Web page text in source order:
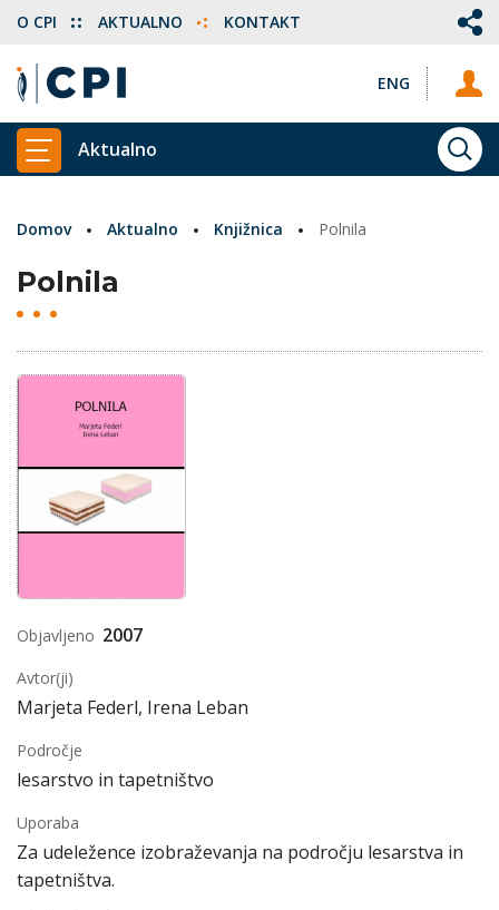
ENG
O CPI AKTUALNO KONTAKT
PRIKAŽI GLAVNI MENI
Aktualno
Domov Aktualno Knjižnica Polnila
Polnila
Objavljeno 2007
Avtor(ji)
Marjeta Federl, Irena Leban
Področje
lesarstvo in tapetništvo
Uporaba
Za udeležence izobraževanja na področju lesarstva in
tapetništva.